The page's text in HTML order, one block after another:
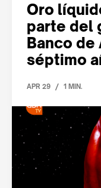
Oro
parte del
Banco
séptimo
APR 29 / 1 MIN.